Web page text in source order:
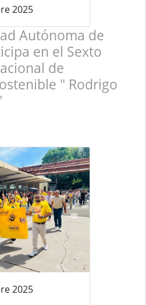
2025
Autónoma de
en el Sexto
de
" Rodrigo
2025